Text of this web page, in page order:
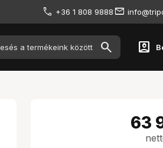
+36 1 808 9888
account_box
63